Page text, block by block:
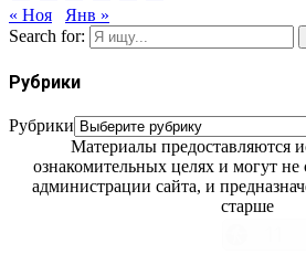
« Ноя
Янв »
Search for:
Рубрики
Рубрики
Материалы предоставляются
ознакомительных целях и могут не
администрации сайта, и
старше